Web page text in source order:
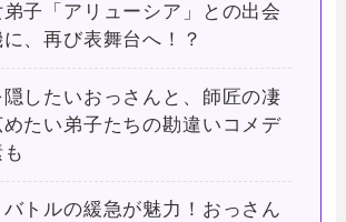
子「アリューシア」との出会
、再び表舞台へ！？
したいおっさんと、師匠の凄
めたい弟子たちの勘違いコメデ
バトルの緩急が魅力！おっさん